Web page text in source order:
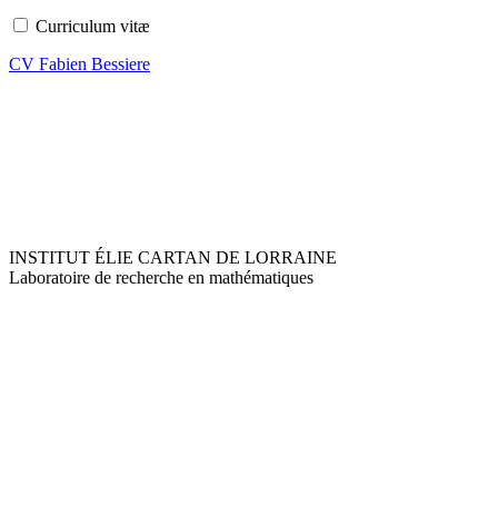
Curriculum vitæ
CV Fabien Bessiere
INSTITUT ÉLIE CARTAN DE LORRAINE
Laboratoire de recherche en mathématiques